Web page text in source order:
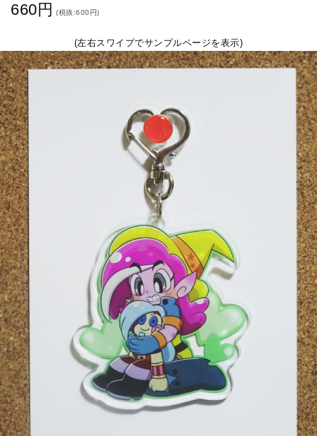
660円 (税抜:600円)
(左右スワイプでサンプルページを表示)